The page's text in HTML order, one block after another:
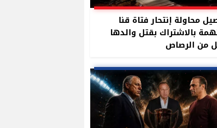
محاولة إنتحار فتاة قنا
بالاشتراك بقتل والدها
من الرصاص